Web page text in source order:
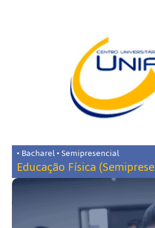
• Bacharel • Semipresencial
Educação Física